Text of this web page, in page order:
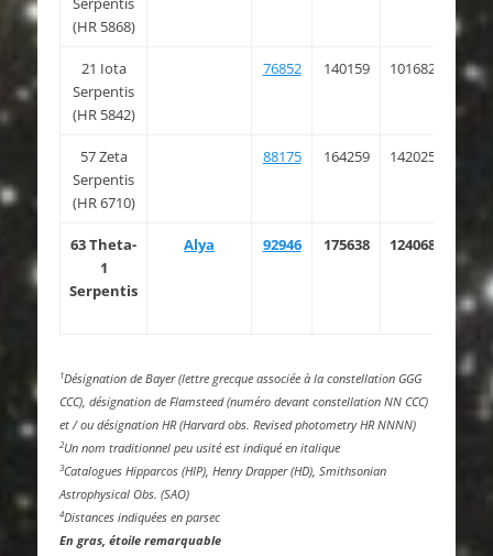
(HR 5868)
21 Iota
Serpentis
(HR 5842)
76852 140159 101682
15
57 Zeta
Serpentis
(HR 6710)
88175 164259 142025
63 Theta-
1
Serpentis
Alya 92946 175638 124068
1Désignation de Bayer (lettre grecque associée à la constellation GGG
CCC), désignation de Flamsteed (numéro devant constellation NN CCC)
et / ou désignation HR (Harvard obs. Revised photometry HR NNNN)
2Un nom traditionnel peu usité est indiqué en italique
3Catalogues Hipparcos (HIP), Henry Drapper (HD), Smithsonian
Astrophysical Obs. (SAO)
4Distances indiquées en parsec
En gras, étoile remarquable